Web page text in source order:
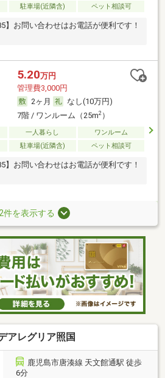
駐車場(近隣含) ペット相談可
】お問い合わせはお電話が便利です！
5.20万円
管理費3,000円
2ヶ月
なし(10万円)
7階 / ワンルーム（25m2）
一人暮らし
ワンルーム
駐車場(近隣含) ペット相談可
】お問い合わせはお電話が便利です！
件を表示する
アレグリア照国
鹿児島市唐湊線 天文館通駅 徒歩
6分